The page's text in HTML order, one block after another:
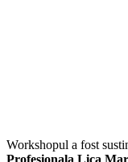
Workshopul a fost